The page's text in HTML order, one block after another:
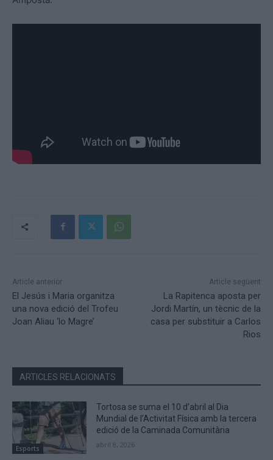
Article anterior
El Jesús i Maria organitza
una nova edició del Trofeu
Joan Aliau ‘lo Magre’
Article següent
La Rapitenca aposta per
Jordi Martín, un tècnic de la
casa per substituir a Carlos
Rios
ARTICLES RELACIONATS
Esports
Tortosa se suma el 10 d’abril al Dia
Mundial de l’Activitat Física amb la tercera
edició de la Caminada Comunitària
abril 8, 2026